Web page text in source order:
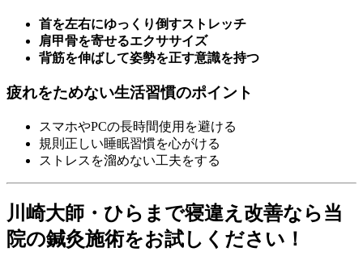
首を左右にゆっくり倒すストレッチ
肩甲骨を寄せるエクササイズ
背筋を伸ばして姿勢を正す意識を持つ
疲れをためない生活習慣のポイント
スマホやPCの長時間使用を避ける
規則正しい睡眠習慣を心がける
ストレスを溜めない工夫をする
川崎大師・ひらまで寝違え改善なら当
院の鍼灸施術をお試しください！